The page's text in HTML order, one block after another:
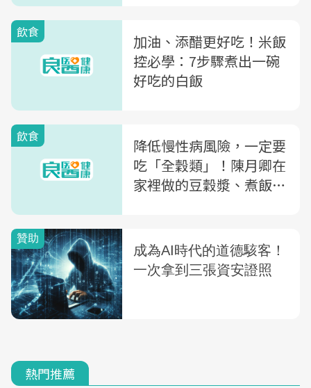
飲食
加油、添醋更好吃！米飯
控必學：7步驟煮出一碗
好吃的白飯
飲食
降低慢性病風險，一定要
吃「全穀類」！陳月卿在
家裡做的豆穀漿、煮飯秘
熱門推薦